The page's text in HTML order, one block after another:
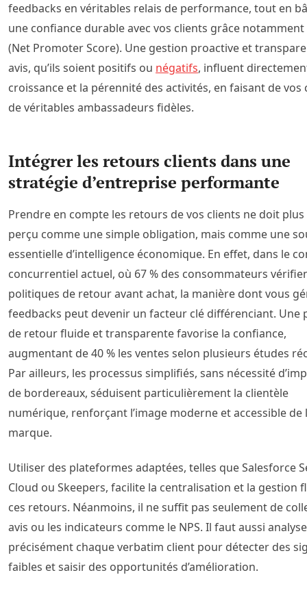
feedbacks en véritables relais de performance, tout en
une confiance durable avec vos clients grâce notamment
(Net Promoter Score). Une gestion proactive et
avis, qu’ils soient positifs ou négatifs, influent
croissance et la pérennité des activités, en faisant de vos
de véritables ambassadeurs fidèles.
Intégrer les retours clients dans une
stratégie d’entreprise performante
Prendre en compte les retours de vos clients ne doit
perçu comme une simple obligation, mais comme une
essentielle d’intelligence économique. En effet, dans le
concurrentiel actuel, où 67 % des consommateurs
politiques de retour avant achat, la manière dont vous
feedbacks peut devenir un facteur clé différenciant. Une
de retour fluide et transparente favorise la confiance,
augmentant de 40 % les ventes selon plusieurs études
Par ailleurs, les processus simplifiés, sans nécessité
de bordereaux, séduisent particulièrement la clientèle
numérique, renforçant l’image moderne et accessible de
marque.
Utiliser des plateformes adaptées, telles que Salesforce
Cloud ou Skeepers, facilite la centralisation et la gestion
ces retours. Néanmoins, il ne suffit pas seulement de
avis ou les indicateurs comme le NPS. Il faut aussi
précisément chaque verbatim client pour détecter des
faibles et saisir des opportunités d’amélioration.